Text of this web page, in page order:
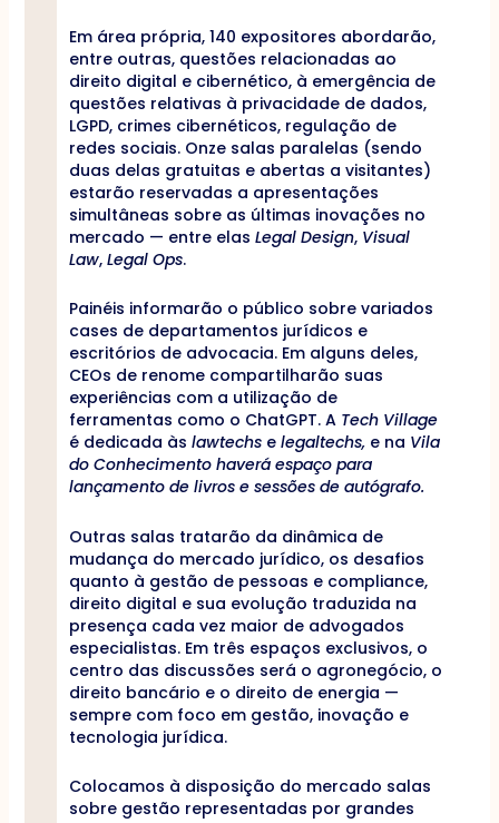
Em área própria, 140 expositores abordarão,
entre outras, questões relacionadas ao
direito digital e cibernético, à emergência de
questões relativas à privacidade de dados,
LGPD, crimes cibernéticos, regulação de
redes sociais. Onze salas paralelas (sendo
duas delas gratuitas e abertas a visitantes)
estarão reservadas a apresentações
simultâneas sobre as últimas inovações no
mercado — entre elas Legal Design, Visual
Law, Legal Ops.
Painéis informarão o público sobre variados
cases de departamentos jurídicos e
escritórios de advocacia. Em alguns deles,
CEOs de renome compartilharão suas
experiências com a utilização de
ferramentas como o ChatGPT. A Tech Village
é dedicada às lawtechse legaltechs,e na Vila
do Conhecimento haverá espaço para
lançamento de livros e sessões de autógrafo.
Outras salas tratarão da dinâmica de
mudança do mercado jurídico, os desafios
quanto à gestão de pessoas e compliance,
direito digital e sua evolução traduzida na
presença cada vez maior de advogados
especialistas. Em três espaços exclusivos, o
centro das discussões será o agronegócio, o
direito bancário e o direito de energia —
sempre com foco em gestão, inovação e
tecnologia jurídica.
Colocamos à disposição do mercado salas
sobre gestão representadas por grandes